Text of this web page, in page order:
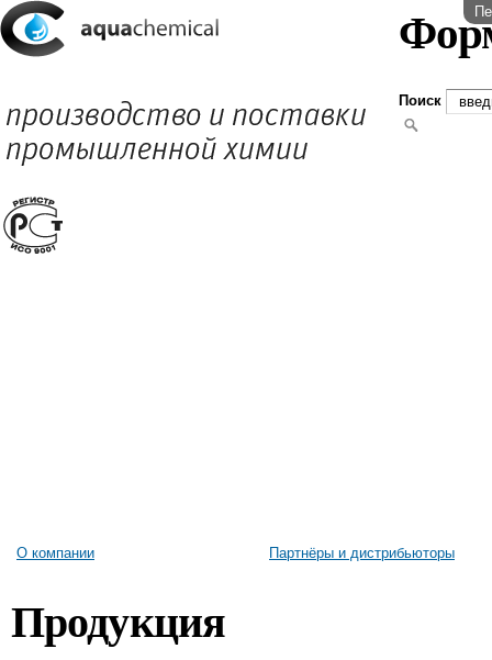
Поиск
О компании Партнёры и дистрибьюторы
Продукция